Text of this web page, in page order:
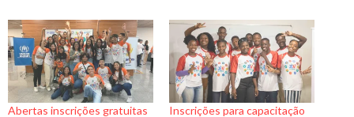
r
e
g
a
n
Abertas inscrições gratuitas Inscrições para capacitação